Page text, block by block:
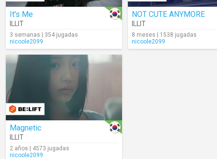
It's Me
ILLIT
3 semanas | 354 jugadas
nicoole2099
NOT CUTE ANYMORE
ILLIT
8 meses | 1538 jugadas
nicoole2099
Magnetic
ILLIT
2 años | 4573 jugadas
nicoole2099